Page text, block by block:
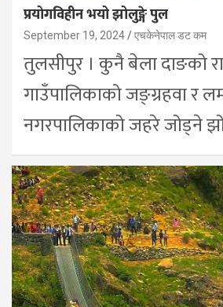
प्रयोगविहीन भयो झोलुङ्गे पुल
September 19, 2024 एचकेनेपाल डट कम
तुलसीपुर । कुनै बेला दाङको
गाउँपालिकाको जङ्ग्रहवा र
नगरपालिकाको जहरे जोड्ने